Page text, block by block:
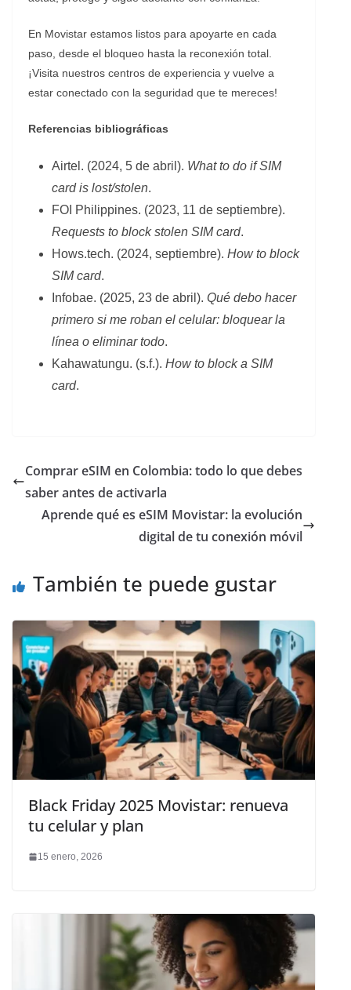
En Movistar estamos listos para apoyarte en cada
paso, desde el bloqueo hasta la reconexión total.
¡Visita nuestros centros de experiencia y vuelve a
estar conectado con la seguridad que te mereces!
Referencias bibliográficas
Airtel. (2024, 5 de abril). What to do if SIM
card is lost/stolen.
​FOI Philippines. (2023, 11 de septiembre).
Requests to block stolen SIM card.
​Hows.tech. (2024, septiembre). How to block
SIM card.
​Infobae. (2025, 23 de abril). Qué debo hacer
primero si me roban el celular: bloquear la
línea o eliminar todo.
​Kahawatungu. (s.f.). How to block a SIM
card.
Comprar eSIM en Colombia: todo lo que debes
saber antes de activarla
Aprende qué es eSIM Movistar: la evolución
digital de tu conexión móvil
También te puede gustar
Black Friday 2025 Movistar: renueva
tu celular y plan
15 enero, 2026